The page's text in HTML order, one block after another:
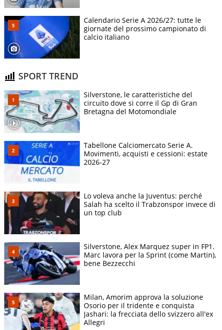
Calendario Serie A 2026/27: tutte le
giornate del prossimo campionato di
calcio italiano
SPORT TREND
Silverstone, le caratteristiche del
circuito dove si corre il Gp di Gran
Bretagna del Motomondiale
Tabellone Calciomercato Serie A.
Movimenti, acquisti e cessioni: estate
2026-27
Lo voleva anche la Juventus: perché
Salah ha scelto il Trabzonspor invece di
un top club
Silverstone, Alex Marquez super in FP1.
Marc lavora per la Sprint (come Martin),
bene Bezzecchi
Milan, Amorim approva la soluzione
Osorio per il tridente e conquista
Jashari: la frecciata dello svizzero all'ex
Allegri